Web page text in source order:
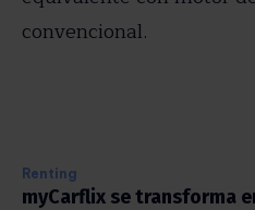
convencional.
Renting
myCarflix se transforma